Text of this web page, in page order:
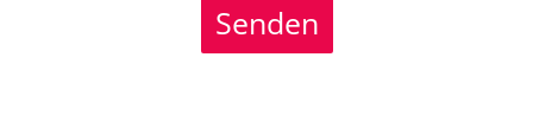
Senden